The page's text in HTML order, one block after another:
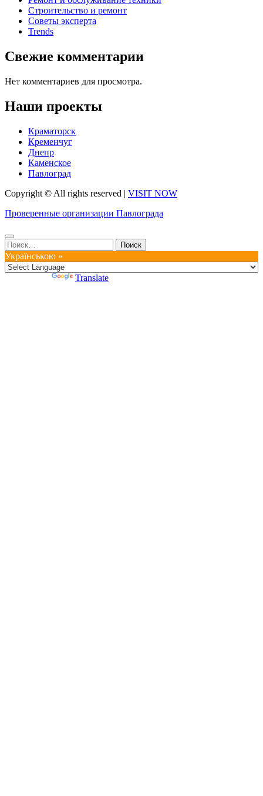
Строительство и ремонт
Советы эксперта
Trends
Свежие комментарии
Нет комментариев для просмотра.
Наши проекты
Краматорск
Кременчуг
Днепр
Каменское
Павлоград
Copyright © All rights reserved | VISIT NOW
Проверенные организации Павлограда
Найти:
Українською »
Translate